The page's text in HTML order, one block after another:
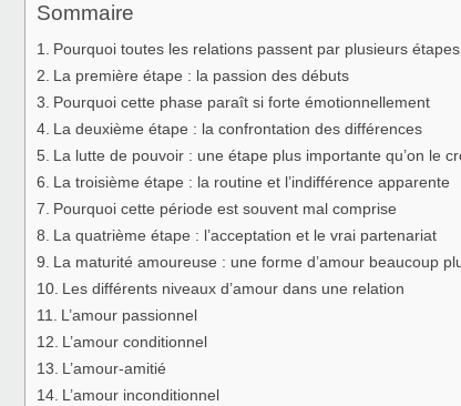
Sommaire
Pourquoi toutes les relations passent par plusieurs étapes
La première étape : la passion des débuts
Pourquoi cette phase paraît si forte émotionnellement
La deuxième étape : la confrontation des différences
La lutte de pouvoir : une étape plus importante qu’on le
La troisième étape : la routine et l’indifférence apparente
Pourquoi cette période est souvent mal comprise
La quatrième étape : l’acceptation et le vrai partenariat
La maturité amoureuse : une forme d’amour beaucoup
Les différents niveaux d’amour dans une relation
L’amour passionnel
L’amour conditionnel
L’amour-amitié
L’amour inconditionnel